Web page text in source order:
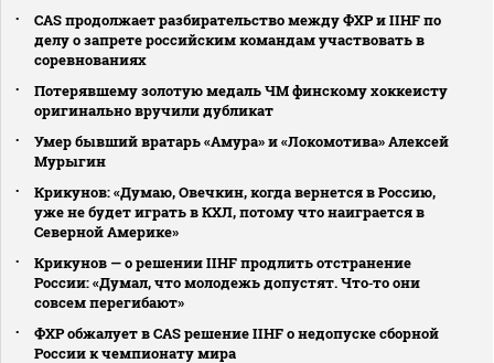
CAS продолжает разбирательство между ФХР и IIHF по
делу о запрете российским командам участвовать в
соревнованиях
Потерявшему золотую медаль ЧМ финскому хоккеисту
оригинально вручили дубликат
Умер бывший вратарь «Амура» и «Локомотива» Алексей
Мурыгин
Крикунов: «Думаю, Овечкин, когда вернется в Россию,
уже не будет играть в КХЛ, потому что наиграется в
Северной Америке»
Крикунов — о решении IIHF продлить отстранение
России: «Думал, что молодежь допустят. Что‑то они
совсем перегибают»
ФХР обжалует в CAS решение IIHF о недопуске сборной
России к чемпионату мира